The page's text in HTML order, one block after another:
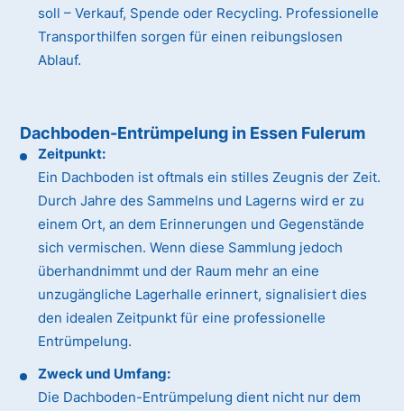
soll – Verkauf, Spende oder Recycling. Professionelle
Transporthilfen sorgen für einen reibungslosen
Ablauf.
Dachboden-Entrümpelung in Essen Fulerum
Zeitpunkt:
Ein Dachboden ist oftmals ein stilles Zeugnis der Zeit.
Durch Jahre des Sammelns und Lagerns wird er zu
einem Ort, an dem Erinnerungen und Gegenstände
sich vermischen. Wenn diese Sammlung jedoch
überhandnimmt und der Raum mehr an eine
unzugängliche Lagerhalle erinnert, signalisiert dies
den idealen Zeitpunkt für eine professionelle
Entrümpelung.
Zweck und Umfang:
Die Dachboden-Entrümpelung dient nicht nur dem